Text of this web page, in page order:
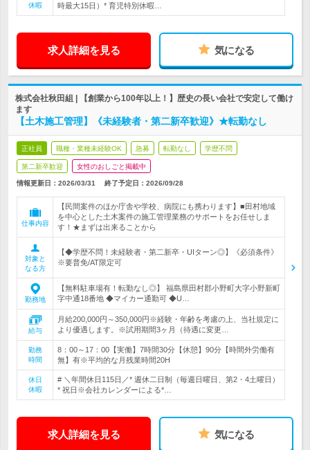
休暇
時最大15日）* 育児特別休暇…
求人詳細を見る 気になる
株式会社秋田組 | 【創業から100年以上！】歴史の長い会社で安定して働け
ます
【土木施工管理】《未経験者・第二新卒歓迎》★転勤なし
正社員 職種・業種未経験OK 急募 転勤なし 学歴不問
第二新卒歓迎 女性のおしごと掲載中
情報更新日：2026/03/31 終了予定日： 2026/09/28
仕事内容
【民間案件のほか庁舎や学校、病院にも携わります】■田村地域
を中心とした土木案件の施工管理業務のサポートをお任せしま
す！★まずは出来ることから
対象と
なる方
【◆学歴不問！未経験者・第二新卒・UIターン◎】《必須条件》
※要普免/AT限定可
勤務地
【無料駐車場有！転勤なし◎】 福島県田村郡小野町大字小野新町
字中通18番地 ◆マイカー通勤可 ◆U…
給与
月給200,000円～350,000円※経験・年齢を考慮の上、当社規定に
より優遇します。※試用期間3ヶ月（待遇に変更…
勤務
時間
8：00～17：00【実働】7時間30分【休憩】90分【時間外労働有
無】有※平均的な月残業時間20H
休日
休暇
# ＼年間休日115日／* 週休二日制（毎週日曜日、第2・4土曜日）
* 祝日※会社カレンダーによる*…
求人詳細を見る 気になる